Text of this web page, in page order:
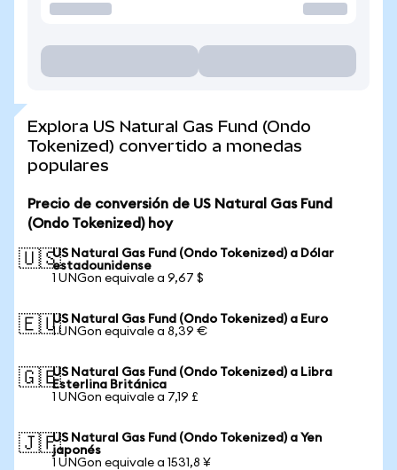
Explora US Natural Gas Fund (Ondo
Tokenized) convertido a monedas
populares
Precio de conversión de US Natural Gas Fund
(Ondo Tokenized) hoy
🇺🇸US Natural Gas Fund (Ondo Tokenized) a Dólar
estadounidense
1 UNGon equivale a 9,67 $
🇪🇺US Natural Gas Fund (Ondo Tokenized) a Euro
1 UNGon equivale a 8,39 €
🇬🇧US Natural Gas Fund (Ondo Tokenized) a Libra
Esterlina Británica
1 UNGon equivale a 7,19 £
🇯🇵US Natural Gas Fund (Ondo Tokenized) a Yen
japonés
1 UNGon equivale a 1531,8 ¥